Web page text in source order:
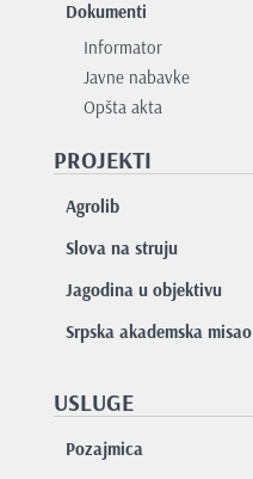
Dokumenti
Informator
Javne nabavke
Opšta akta
PROJEKTI
Agrolib
Slova na struju
Jagodina u objektivu
Srpska akademska misao
USLUGE
Pozajmica